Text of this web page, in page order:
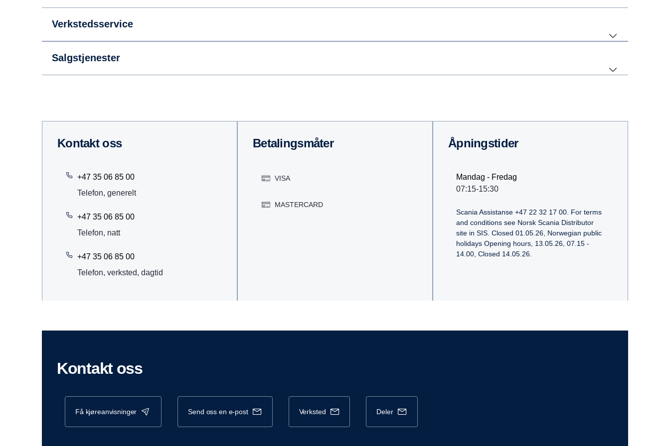
Verkstedsservice
Salgstjenester
Kontakt oss
+47 35 06 85 00
Telefon, generelt
+47 35 06 85 00
Telefon, natt
+47 35 06 85 00
Telefon, verksted, dagtid
Betalingsmåter
VISA
MASTERCARD
Åpningstider
Mandag - Fredag
07:15-15:30
Scania Assistanse +47 22 32 17 00. For terms
and conditions see Norsk Scania Distributor
site in SIS. Closed 01.05.26, Norwegian public
holidays Opening hours, 13.05.26, 07.15 -
14.00, Closed 14.05.26.
Kontakt oss
få kjøreanvisninger send oss en e-post verksted deler